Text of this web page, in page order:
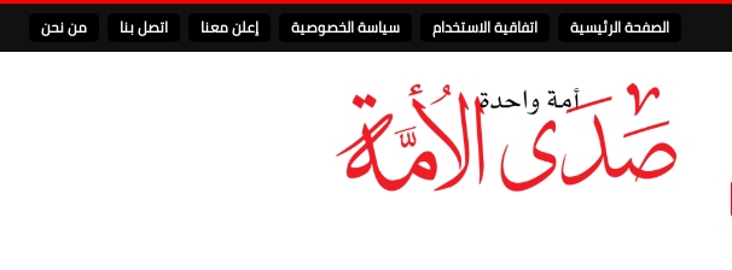
الصفحة الرئيسية اتفاقية الاستخدام سياسة الخصوصية إعلن معنا اتصل بنا من نحن